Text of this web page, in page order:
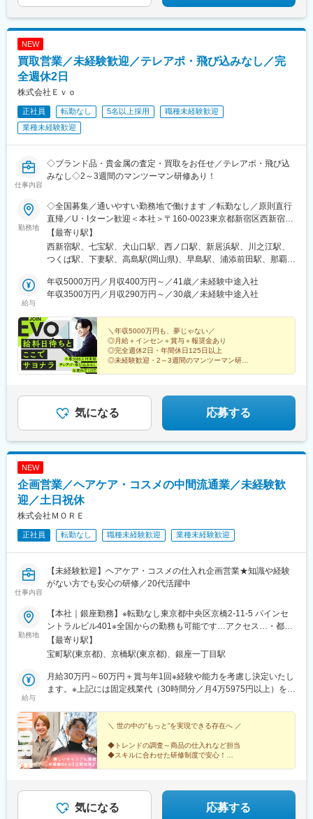
守谷駅、ゆめみ野駅、北春日部駅、上星川駅、善行駅、三崎口
駅、内宿駅、柏の葉キャンパス駅、岩瀬駅、古河駅、鶴瀬駅、東
武動物公園駅、上板橋駅、本厚木駅、亀戸水神駅、東千葉駅、高
駅、川和町駅、雀宮駅、岡本駅(栃木県)、木更津駅、北松戸駅、武
里駅、栗橋駅、樅山駅、湯河原駅、松戸駅、東富岡駅、新鹿沼
駅、楡木駅、原木中山駅、東林間駅、東武宇都宮駅、秩父駅、小
十条駅(東京都)、みどり台駅、東宿郷駅、江曽島駅、笠間駅、下館
駅、新守谷駅、流山おおたかの森駅、南柏駅、明大前駅、塚原
泉駅、公津の杜駅、八街駅、茂原駅、牛浜駅、藤沢駅、雑色駅、
西立川駅、北八王子駅、三鷹駅、曳舟駅、西葛西駅、逗子駅、宮
崎台駅、並木北駅、古淵駅、矢板駅、北真岡駅、伊勢原駅、淵野
辺駅、中野坂上駅、広電廿日市駅、安芸駅、土佐山田駅、大阪空
港駅(大阪モノレール)、狛江駅、芳賀台駅、学園前駅(奈良県)、上
保原駅、肥後橋駅、下板橋駅、登戸駅、東伏見駅、下総中山駅、
南林間駅、志村坂上駅、駅東公園前駅、下高井戸駅、岩原駅、熊
川駅、逗子・葉山駅、宮前平駅、並木中央駅、西新宿五丁目駅、
山陽女学園前駅、球場前駅(高知県)、大江橋駅、宇都宮駅東口駅
NEW
買取営業／未経験歓迎／テレアポ・飛び込みなし／完
全週休2日
株式会社Ｅｖｏ
正社員 転勤なし 5名以上採用
職種未経験歓迎
業種未経験歓迎
仕事内容
◇ブランド品・貴金属の査定・買取をお任せ／テレアポ・飛び込
みなし◇2～3週間のマンツーマン研修あり！
勤務地
◇全国募集／通いやすい勤務地で働けます ／転勤なし／原則直行
直帰／U・Iターン歓迎＜本社＞〒160-0023東京都新宿区西新宿五
丁目1番1号 住友不動産新宿ファーストタワー3階※転居を伴う転
勤はありません。■その他勤務地・都内23区、関東のプロジェク
ト先やご希望の全国
【最寄り駅】
西新宿駅、七宝駅、犬山口駅、西ノ口駅、新居浜駅、川之江駅、
つくば駅、下妻駅、高島駅(岡山県)、早島駅、浦添前田駅、那覇空
くりこま高原駅、長町一丁目駅、宇治駅(奈良線)、久津川駅、山城
青谷駅、天ケ瀬駅、有佐駅、吉井駅(群馬県)、前橋大島駅、広駅、
西町駅、具同駅、浜崎駅、朝霞台駅、東岩槻駅、大野原駅、亀山
駅(三重県)、三瀬谷駅、南鳥海駅、鶴岡駅、赤湯駅、奈古駅、日野
駅(滋賀県)、堅田駅、近江長岡駅、十文字駅、扇田駅、三ツ境駅、
鴨宮駅、三沢駅(青森県)、板柳駅、磐田駅、美川駅、野々市駅(Ｉ
Ｒいしかわ鉄道線)、九重駅、滑河駅、大網駅、北信太駅、寝屋川
作駅、和泉多摩川駅、井荻駅、阿波山川駅、石井駅(徳島県)、南小
松島駅、ゆいの杜東駅、高久駅、五位堂駅、富雄駅、西加積駅、
東野尻駅、ハーモニーホール駅、遠賀川駅、行橋駅、糸島高校前
守谷駅、ゆめみ野駅、北春日部駅、上星川駅、善行駅、三崎口
駅、内宿駅、柏の葉キャンパス駅、岩瀬駅、古河駅、鶴瀬駅、東
武動物公園駅、上板橋駅、本厚木駅、亀戸水神駅、東千葉駅、高
駅、川和町駅、雀宮駅、岡本駅(栃木県)、木更津駅、北松戸駅、武
竹向原駅、鶴間駅、西大島駅、新浦安駅、本蓮沼駅、相模原駅、
十条駅(東京都)、みどり台駅、東宿郷駅、江曽島駅、笠間駅、下館
駅、瀬谷駅、北茅ケ崎駅、千葉ニュータウン中央駅、柏駅、西小
泉駅、公津の杜駅、八街駅、茂原駅、牛浜駅、藤沢駅、雑色駅、
西立川駅、北八王子駅、三鷹駅、曳舟駅、西葛西駅、逗子駅、宮
崎台駅、並木北駅、古淵駅、矢板駅、北真岡駅、伊勢原駅、淵野
辺駅、中野坂上駅、広電廿日市駅、安芸駅、土佐山田駅、大阪空
港駅(大阪モノレール)、狛江駅、芳賀台駅、学園前駅(奈良県)、上
保原駅、肥後橋駅、下板橋駅、登戸駅、東伏見駅、下総中山駅、
川駅、逗子・葉山駅、宮前平駅、並木中央駅、西新宿五丁目駅、
山陽女学園前駅、球場前駅(高知県)、大江橋駅、宇都宮駅東口駅
給与
年収5000万円／月収400万円～／41歳／未経験中途入社
年収3500万円／月収290万円～／30歳／未経験中途入社
＼年収5000万円も、夢じゃない／
◎月給＋インセン＋賞与＋報奨金あり
◎完全週休2日・年間休日125日以上
◎未経験歓迎・2～3週間のマンツーマン研修
気になる 応募する
NEW
企画営業／ヘアケア・コスメの中間流通業／未経験歓
迎／土日祝休
株式会社ＭＯＲＥ
正社員 転勤なし 職種未経験歓迎 業種未経験歓迎
仕事内容
【未経験歓迎】ヘアケア・コスメの仕入れ企画営業★知識や経験
がない方でも安心の研修／20代活躍中
勤務地
【本社｜銀座勤務】※転勤なし東京都中央区京橋2-11-5 パインセ
ントラルビル401※全国からの勤務も可能です…アクセス…・都営
浅草線「宝町駅」より徒歩30秒・東京メトロ銀座線「京橋駅」よ
り徒歩3分・東京メトロ有楽町線「銀座一丁目駅」より徒歩8分・
【最寄り駅】
宝町駅(東京都)、京橋駅(東京都)、銀座一丁目駅
給与
月給30万円～60万円＋賞与年1回※経験や能力を考慮し決定いたし
ます。※上記には固定残業代（30時間分／月4万5975円以上）を含
映／明瞭な人事考課制度により、成果を正当に評価します。取引
の粗利が評価のポイントとなります。未経験入社でも早い方だと3
ヵ月から昇給可能◎★MOREに転職した多くの先輩が年収UP！…
年収事例…年収650万円／29歳／入社1年半年収780万円／30歳／
入社3年
＼ 世の中の”もっと”を実現できる存在へ ／
◆トレンドの調査～商品の仕入れなど担当
◆スキルに合わせた研修制度で安心！
気になる 応募する